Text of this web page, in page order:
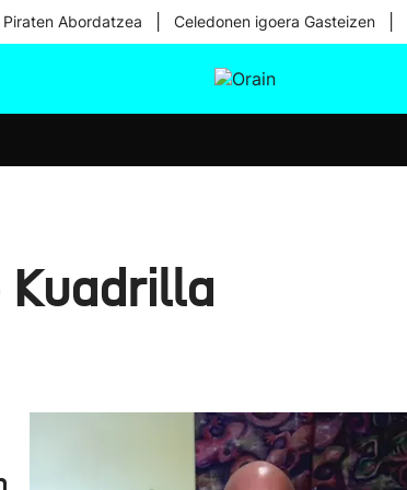
Abordatzea Celedonen igoera Gasteizen